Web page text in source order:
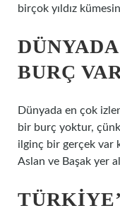
birçok yıldız
BURÇ
Dünyada en çok
bir burç yoktur,
ilginç bir gerçek var
Aslan ve Başak yer